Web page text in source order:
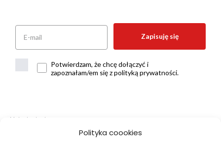
Polityka coookies
Zapisuję się
Potwierdzam, że chcę dołączyć i
zapoznałam/em się z polityką prywatności.
Metody dostawy: